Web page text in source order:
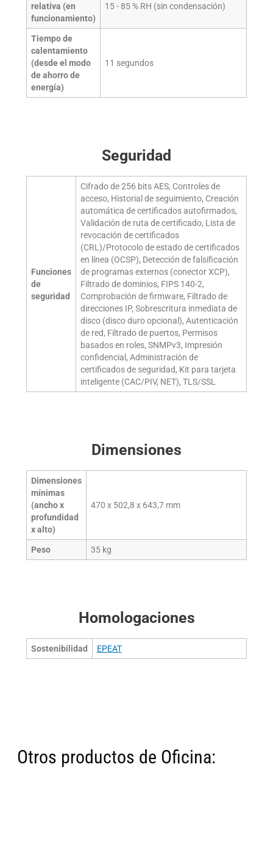
relativa (en
funcionamiento)
15 - 85 % RH (sin condensación)
Tiempo de
calentamiento
(desde el modo
de ahorro de
energía)
11 segundos
Seguridad
Funciones
de
seguridad
Cifrado de 256 bits AES, Controles de
acceso, Historial de seguimiento, Creación
automática de certificados autofirmados,
Validación de ruta de certificado, Lista de
revocación de certificados
(CRL)/Protocolo de estado de certificados
en línea (OCSP), Detección de falsificación
de programas externos (conector XCP),
Filtrado de dominios, FIPS 140-2,
Comprobación de firmware, Filtrado de
direcciones IP, Sobrescritura inmediata de
disco (disco duro opcional), Autenticación
de red, Filtrado de puertos, Permisos
basados en roles, SNMPv3, Impresión
confidencial, Administración de
certificados de seguridad, Kit para tarjeta
inteligente (CAC/PIV, NET), TLS/SSL
Dimensiones
Dimensiones
mínimas
(ancho x
profundidad
x alto)
470 x 502,8 x 643,7 mm
Peso 35kg
Homologaciones
Sostenibilidad EPEAT
Otros productos de Oficina: